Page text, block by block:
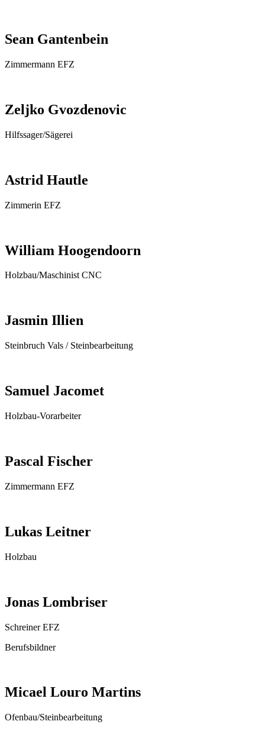
Sean Gantenbein
Zimmermann EFZ
Zeljko Gvozdenovic
Hilfssager/Sägerei
Astrid Hautle
Zimmerin EFZ
William Hoogendoorn
Holzbau/Maschinist CNC
Jasmin Illien
Steinbruch Vals / Steinbearbeitung
Samuel Jacomet
Holzbau-Vorarbeiter
Pascal Fischer
Zimmermann EFZ
Lukas Leitner
Holzbau
Jonas Lombriser
Schreiner EFZ
Berufsbildner
Micael Louro Martins
Ofenbau/Steinbearbeitung